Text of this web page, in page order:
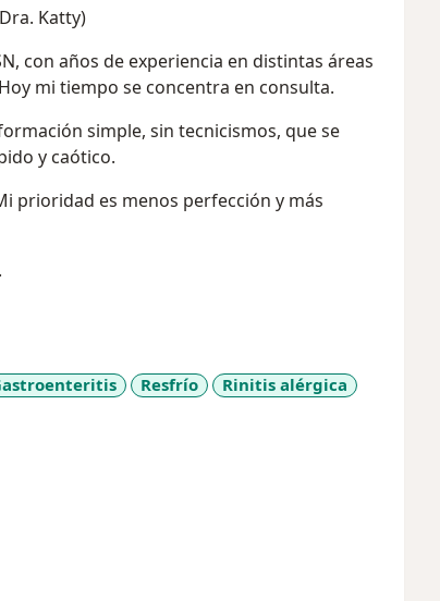
Katty)
con años de experiencia en distintas áreas
mi tiempo se concentra en consulta.
simple, sin tecnicismos, que se
y caótico.
prioridad es menos perfección y más
Resfrío Rinitis alérgica